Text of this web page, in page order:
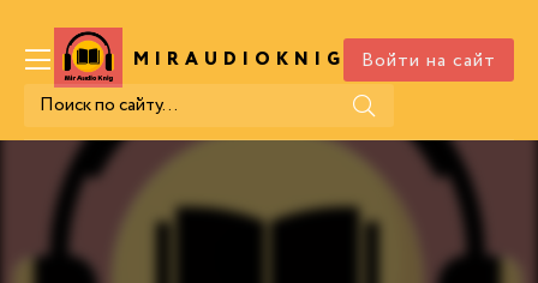
MIRAUDIOKNIG .COM
Войти на сайт